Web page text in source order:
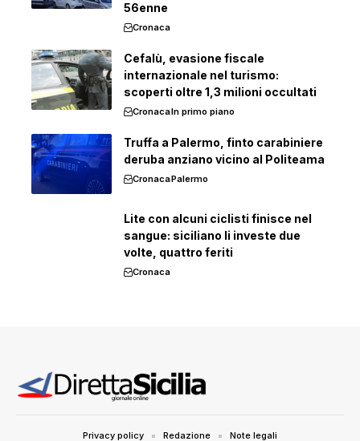
56enne
Cronaca
Cefalù, evasione fiscale
internazionale nel turismo:
scoperti oltre 1,3 milioni occultati
CronacaIn primo piano
Truffa a Palermo, finto carabiniere
deruba anziano vicino al Politeama
CronacaPalermo
Lite con alcuni ciclisti finisce nel
sangue: siciliano li investe due
volte, quattro feriti
Cronaca
Privacy policy Redazione Note legali